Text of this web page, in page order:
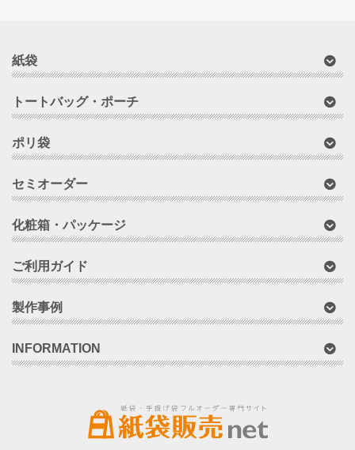
紙袋
トートバッグ・ポーチ
ポリ袋
セミオーダー
化粧箱・パッケージ
ご利用ガイド
製作事例
INFORMATION